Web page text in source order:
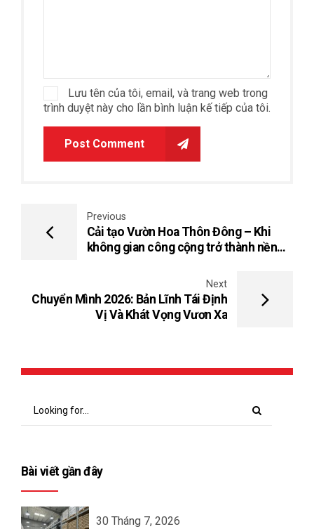
Lưu tên của tôi, email, và trang web trong
trình duyệt này cho lần bình luận kế tiếp của tôi.
Post Comment
Previous
Cải tạo Vườn Hoa Thôn Đông – Khi
không gian công cộng trở thành nền
Next
Chuyển Mình 2026: Bản Lĩnh Tái Định
Vị Và Khát Vọng Vươn Xa
Bài viết gần đây
30 Tháng 7, 2026